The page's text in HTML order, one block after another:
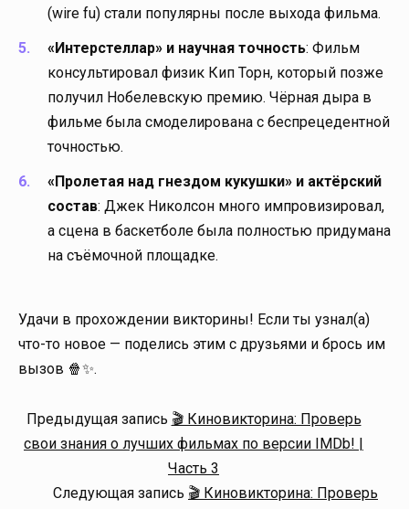
(wire fu) стали популярны после выхода фильма.
«Интерстеллар» и научная точность: Фильм
консультировал физик Кип Торн, который позже
получил Нобелевскую премию. Чёрная дыра в
фильме была смоделирована с беспрецедентной
точностью.
«Пролетая над гнездом кукушки» и актёрский
состав: Джек Николсон много импровизировал,
а сцена в баскетболе была полностью придумана
на съёмочной площадке.
Удачи в прохождении викторины! Если ты узнал(а)
что-то новое — поделись этим с друзьями и брось им
вызов 🍿✨.
Предыдущая запись 🎬 Киновикторина: Проверь
свои знания о лучших фильмах по версии IMDb! |
Часть 3
Следующая запись 🎬 Киновикторина: Проверь